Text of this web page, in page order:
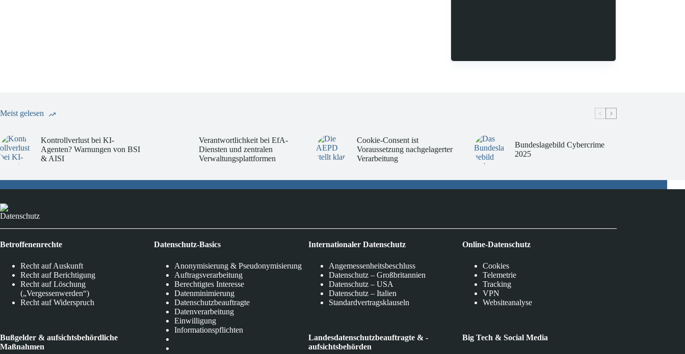
Meist gelesen
Kontrollverlust bei KI-
Agenten? Warnungen von BSI
& AISI
Verantwortlichkeit bei EfA-
Diensten und zentralen
Verwaltungsplattformen
Cookie-Consent ist
Voraussetzung nachgelagerter
Verarbeitung
Bundeslagebild Cybercrime
2025
Datenschutz
Betroffenenrechte
Recht auf Auskunft
Recht auf Berichtigung
Recht auf Löschung
(„Vergessenwerden“)
Recht auf Widerspruch
Bußgelder & aufsichtsbehördliche
Maßnahmen
Datenschutz-Basics
Anonymisierung & Pseudonymisierung
Auftragsverarbeitung
Berechtigtes Interesse
Datenminimierung
Datenschutzbeauftragte
Datenverarbeitung
Einwilligung
Informationspflichten
Internationaler Datenschutz
Angemessenheitsbeschluss
Datenschutz – Großbritannien
Datenschutz – USA
Datenschutz – Italien
Standardvertragsklauseln
Landesdatenschutzbeauftragte & -
aufsichtsbehörden
Online-Datenschutz
Cookies
Telemetrie
Tracking
VPN
Websiteanalyse
Big Tech & Social Media